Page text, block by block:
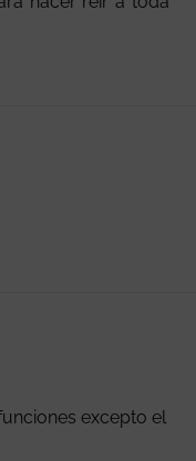
excepto el